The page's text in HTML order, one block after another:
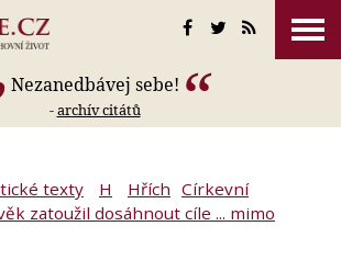
Nezanedbávej sebe!
-archív citátů
texty H Hřích Církevní
zatoužil dosáhnout cíle ... mimo